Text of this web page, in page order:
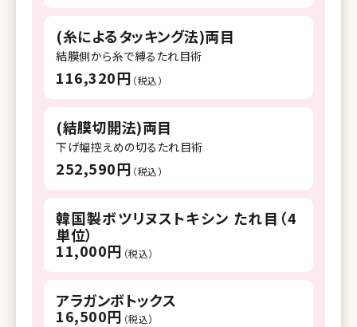
湘南美容クリニック 藤沢院
湘南美容クリニック 横須賀中央院
湘南美容クリニック 千葉センシティ院
湘南美容クリニック 柏院
湘南美容クリニック 流山おおたかの森院
湘南美容クリニック 宇都宮院
湘南美容クリニック 名古屋駅本院
(糸によるタッキング法)両目
結膜側から糸で縛るたれ目術
116,320円 （税込）
(結膜切開法)両目
下げ幅控えめの切るたれ目術
252,590円 （税込）
韓国製ボツリヌストキシン たれ目（4
単位）
11,000円 （税込）
アラガンボトックス
16,500円 （税込）